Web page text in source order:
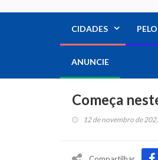
CIDADES
ANUNCIE
Começa
12 de novembro de